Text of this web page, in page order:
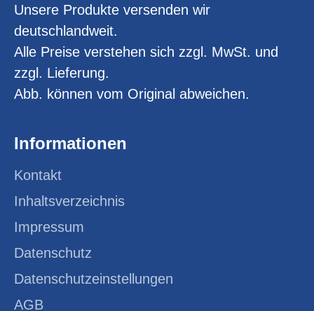
Unsere Produkte versenden wir
deutschlandweit.
Alle Preise verstehen sich zzgl. MwSt. und
zzgl. Lieferung.
Abb. können vom Original abweichen.
Informationen
Kontakt
Inhaltsverzeichnis
Impressum
Datenschutz
Datenschutzeinstellungen
AGB